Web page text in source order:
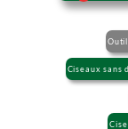
Ciseaux sans